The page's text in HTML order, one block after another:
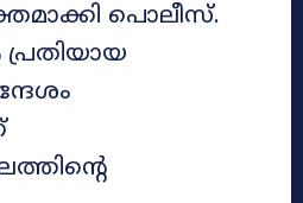
പൊലീസ്.
പ്രതിയായ